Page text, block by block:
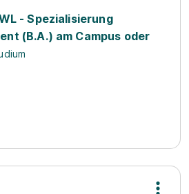
- Spezialisierung
(B.A.) am Campus oder